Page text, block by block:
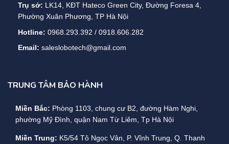
Trụ sở: LK14, KĐT Hateco Green City, Đường Foresa 4,
Phường Xuân Phương, TP Hà Nội
Hotline: 0968.293.392 / 0918.606.282
Email: saleslobotech@gmail.com
TRUNG TÂM BẢO HÀNH
Miền Bắc: Phòng 1103, chung cư B2, đường Hàm Nghi,
phường Mỹ Đình, quận Nam Từ Liêm, Tp Hà Nội
Miền Trung: K5/54 Tô Ngọc Vân, P. Vĩnh Trung, Q. Thanh